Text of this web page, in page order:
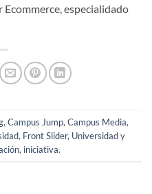
especialidado
, Campus Jump, Campus Media,
, Front Slider, Universidady
, iniciativa.